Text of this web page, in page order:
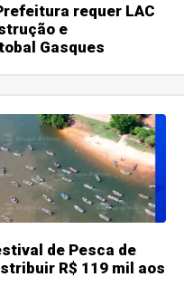
requer LAC
e
Gasques
de Pesca de
R$ 119 mil aos